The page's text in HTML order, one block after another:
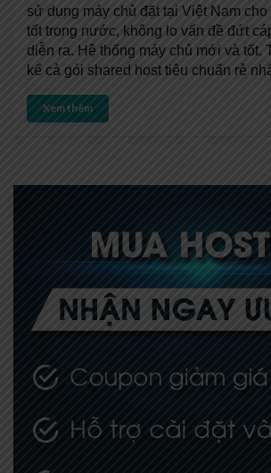
sử dụng máy chủ đặt tại Việt Nam cho
tốt trong nước, không lo vấn đề đứt
diễn ra. Hệ thống máy chủ mới và tốt.
kể cả gói shared host tiêu chuẩn rẻ
Xem thêm